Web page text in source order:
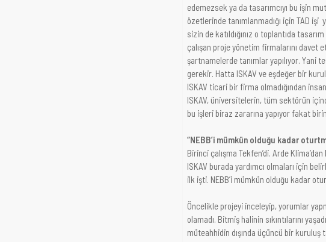
edemezsek ya da tasarımcıyı bu işin
özetlerinde tanımlanmadığı için TAD
sizin de katıldığınız o toplantıda
çalışan proje yönetim firmalarını davet
şartnamelerde tanımlar yapılıyor. Yani
gerekir. Hatta ISKAV ve eşdeğer bir
ISKAV ticari bir firma olmadığından
ISKAV, üniversitelerin, tüm sektörün
bu işleri biraz zararına yapıyor fakat
“NEBB’i mümkün olduğu kadar
Birinci çalışma Tekfen’di. Arde
ISKAV burada yardımcı olmaları için
ilk işti. NEBB’i mümkün olduğu kadar
Öncelikle projeyi inceleyip, yorumlar
olamadı. Bitmiş halinin sıkıntılarını
müteahhidin dışında üçüncü bir